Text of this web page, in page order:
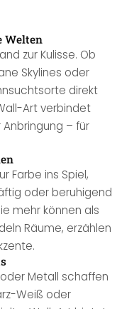
Welten
zur Kulisse. Ob
Skylines oder
direkt
Art verbindet
– für
Farbe ins Spiel,
oder beruhigend
mehr können als
Räume, erzählen
Metall schaffen
Weiß oder